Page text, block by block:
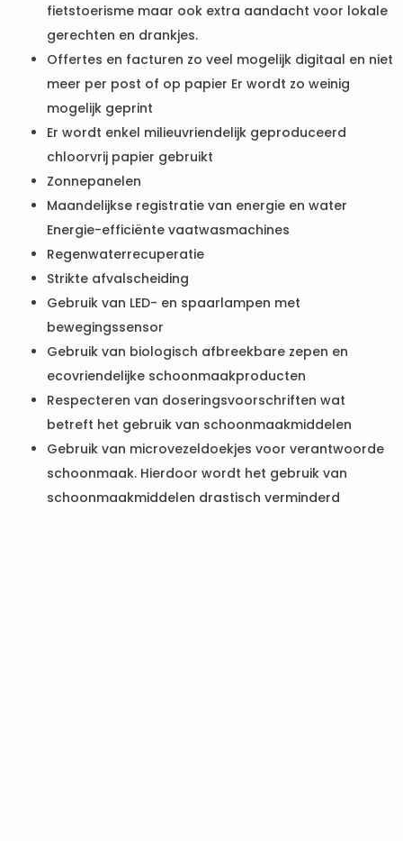
fietstoerisme maar ook extra aandacht voor lokale
gerechten en drankjes.
Offertes en facturen zo veel mogelijk digitaal en niet
meer per post of op papier Er wordt zo weinig
mogelijk geprint
Er wordt enkel milieuvriendelijk geproduceerd
chloorvrij papier gebruikt
Zonnepanelen
Maandelijkse registratie van energie en water
Energie-efficiënte vaatwasmachines
Regenwaterrecuperatie
Strikte afvalscheiding
Gebruik van LED- en spaarlampen met
bewegingssensor
Gebruik van biologisch afbreekbare zepen en
ecovriendelijke schoonmaakproducten
Respecteren van doseringsvoorschriften wat
betreft het gebruik van schoonmaakmiddelen
Gebruik van microvezeldoekjes voor verantwoorde
schoonmaak. Hierdoor wordt het gebruik van
schoonmaakmiddelen drastisch verminderd